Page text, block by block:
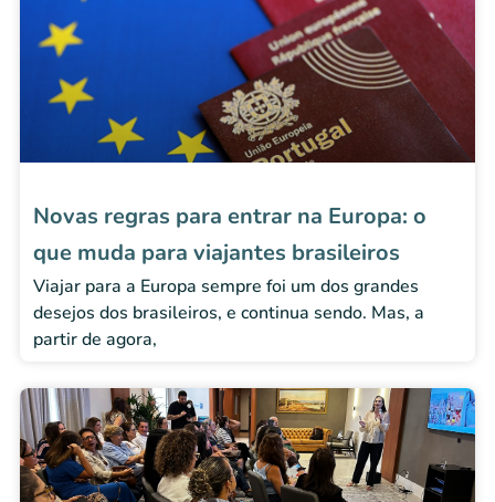
Novas regras para entrar na Europa: o
que muda para viajantes brasileiros
Viajar para a Europa sempre foi um dos grandes
desejos dos brasileiros, e continua sendo. Mas, a
partir de agora,